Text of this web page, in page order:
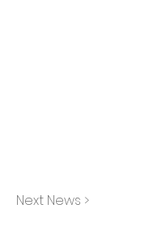
Next News >